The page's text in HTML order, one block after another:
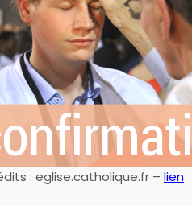
: eglise.catholique.fr – lien